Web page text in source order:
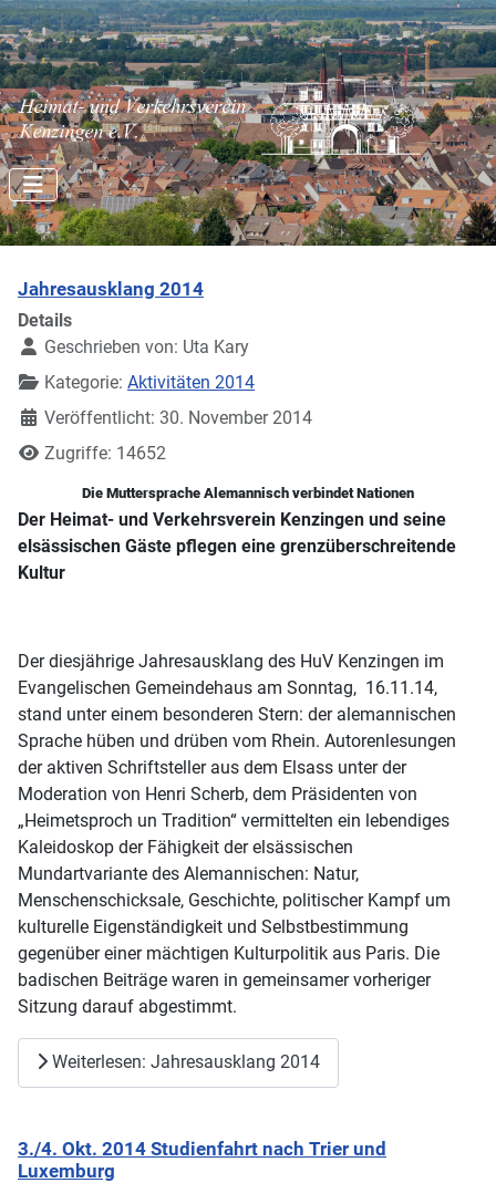
Jahresausklang 2014
Details
Geschrieben von: Uta Kary
Kategorie: Aktivitäten 2014
Veröffentlicht: 30. November 2014
Zugriffe: 14652
Die Muttersprache Alemannisch verbindet Nationen
Der Heimat- und Verkehrsverein Kenzingen und seine
elsässischen Gäste pflegen eine grenzüberschreitende
Kultur
Der diesjährige Jahresausklang des HuV Kenzingen im
Evangelischen Gemeindehaus am Sonntag, 16.11.14,
stand unter einem besonderen Stern: der alemannischen
Sprache hüben und drüben vom Rhein. Autorenlesungen
der aktiven Schriftsteller aus dem Elsass unter der
Moderation von Henri Scherb, dem Präsidenten von
„Heimetsproch un Tradition“ vermittelten ein lebendiges
Kaleidoskop der Fähigkeit der elsässischen
Mundartvariante des Alemannischen: Natur,
Menschenschicksale, Geschichte, politischer Kampf um
kulturelle Eigenständigkeit und Selbstbestimmung
gegenüber einer mächtigen Kulturpolitik aus Paris. Die
badischen Beiträge waren in gemeinsamer vorheriger
Sitzung darauf abgestimmt.
Weiterlesen: Jahresausklang 2014
3./4. Okt. 2014 Studienfahrt nach Trier und
Luxemburg